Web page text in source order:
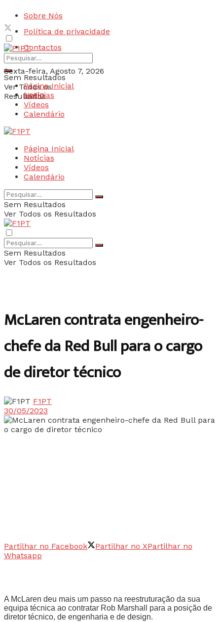
Sobre Nós
Política de privacidade
Contactos
Sexta-feira, Agosto 7, 2026
Login
Sem Resultados
Ver Todos os
Resultados
Página Inicial
Notícias
Vídeos
Calendário
Página Inicial
Notícias
Vídeos
Calendário
Sem Resultados
Ver Todos os Resultados
Sem Resultados
Ver Todos os Resultados
McLaren contrata engenheiro-
chefe da Red Bull para o cargo
de diretor técnico
F1PT
30/05/2023
Partilhar no Facebook Partilhar no XPartilhar no
Whatsapp
A McLaren deu mais um passo na reestruturação da sua
equipa técnica ao contratar Rob Marshall para a posição de
diretor técnico, de engenharia e de design.